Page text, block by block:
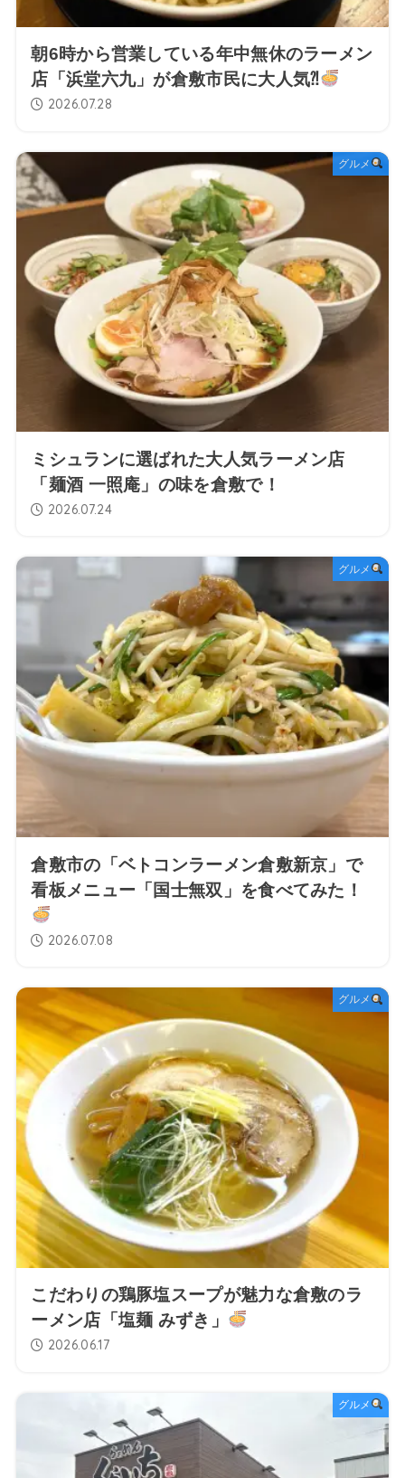
朝6時から営業している年中無休のラーメン
店「浜堂六九」が倉敷市民に大人気⁈
2026.07.28
グルメ
ミシュランに選ばれた大人気ラーメン店
「麺酒 一照庵」の味を倉敷で！
2026.07.24
グルメ
倉敷市の「ベトコンラーメン倉敷新京」で
看板メニュー「国士無双」を食べてみた！
2026.07.08
グルメ
こだわりの鶏豚塩スープが魅力な倉敷のラ
ーメン店「塩麺 みずき」
2026.06.17
グルメ